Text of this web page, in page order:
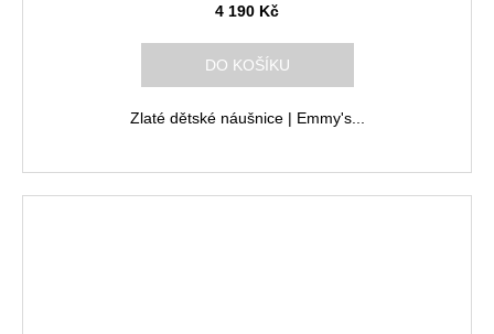
4 190 Kč
DO KOŠÍKU
Zlaté dětské náušnice | Emmy's...